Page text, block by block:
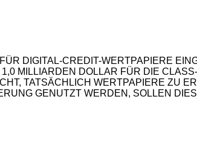
DIGITAL-CREDIT-WERTPAPIERE
MILLIARDEN DOLLAR FÜR DIE
TATSÄCHLICH WERTPAPIERE ZU
GENUTZT WERDEN, SOLLEN
2